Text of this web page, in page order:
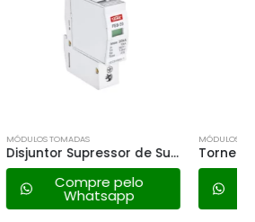
Disjuntor Supressor de Surto 20ka – Fame
MÓDULOS TOMADAS
Torneira Lorenzetti Eletrica Easy Mesa 4800w – 127v
Compre pelo
Whatsapp